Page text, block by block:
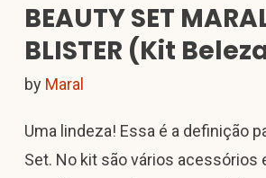
BEAUTY SET
BLISTER (Kit
by Maral
Uma lindeza! Essa é a definição
Set. No kit são vários acessórios